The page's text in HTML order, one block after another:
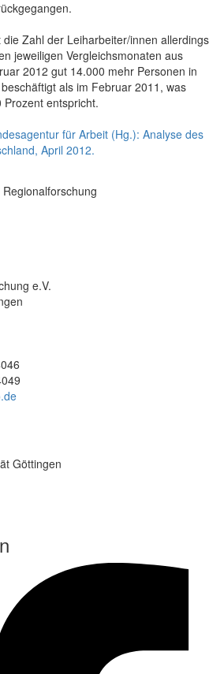
Zahl der Leiharbeiter/innen allerdings
jeweiligen Vergleichsmonaten aus
2012 gut 14.000 mehr Personen in
als im Februar 2011, was
entspricht.
für Arbeit (Hg.): Analyse des
April 2012.
e.V.
Göttingen